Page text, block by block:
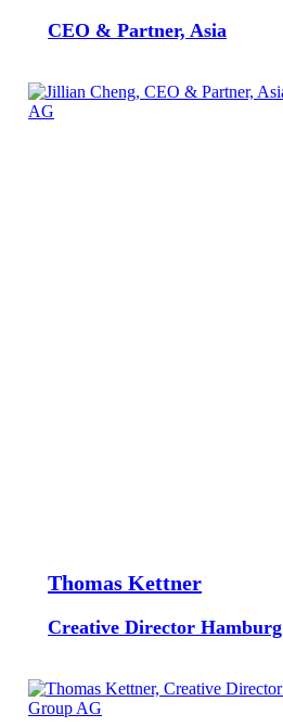
CEO & Partner, Asia
Thomas Kettner
Creative Director Hamburg